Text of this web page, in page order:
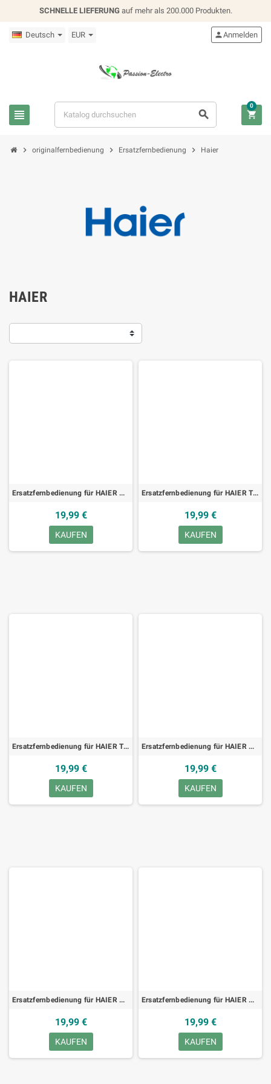
SCHNELLE LIEFERUNG auf mehr als 200.000 Produkten.
Deutsch EUR
 
Anmelden

0
 originalfernbedienung  Ersatzfernbedienung  Haier
HAIER
Ersatzfernbedienung für HAIER VB021102, TV
19,99 €
KAUFEN
Ersatzfernbedienung für HAIER TT6222-1, TV
19,99 €
KAUFEN
Ersatzfernbedienung für HAIER TL20W43, TV
19,99 €
KAUFEN
Ersatzfernbedienung für HAIER RL57PH, TV
19,99 €
KAUFEN
Ersatzfernbedienung für HAIER RC8163C, TV
19,99 €
KAUFEN
Ersatzfernbedienung für HAIER RC-4848, TV
19,99 €
KAUFEN